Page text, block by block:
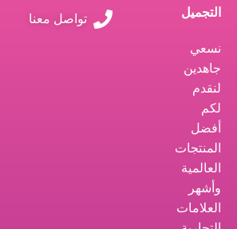
التجميل
نسعي
جاهدين
لنقدم
لكم
أفضل
المنتجات
العالمية
وأشهر
العلامات
تواصل معنا